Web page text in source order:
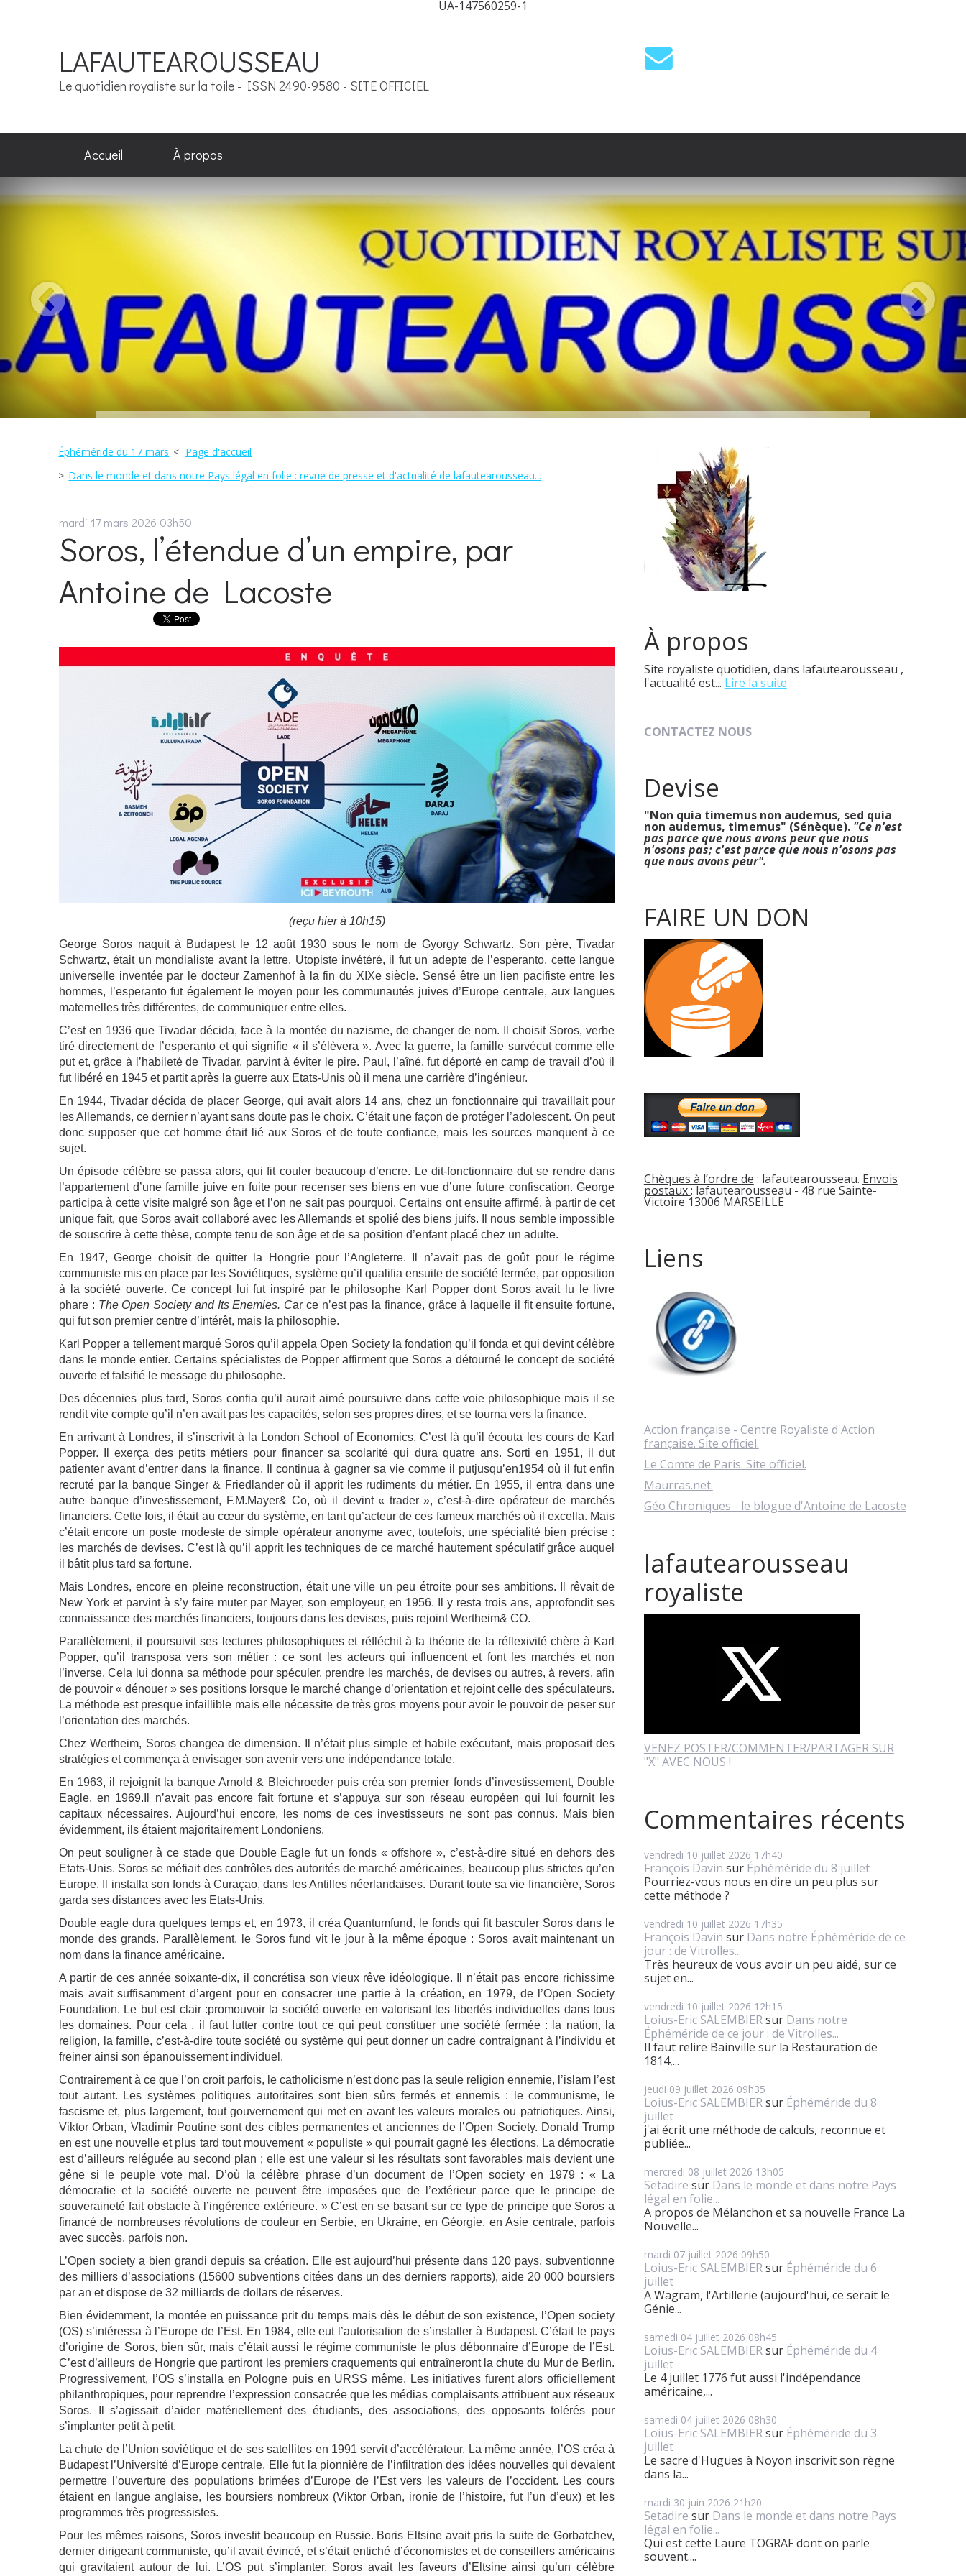
UA-147560259-1
LAFAUTEAROUSSEAU
Le quotidien royaliste sur la toile - ISSN 2490-9580 - SITE OFFICIEL
Accueil À propos
Éphéméride du 17 mars
Page d'accueil
Dans le monde et dans notre Pays légal en folie : revue de presse et d'actualité de lafautearousseau...
mardi 17 mars 2026 03h50
Soros, l’étendue d’un empire, par
Antoine de Lacoste
(reçu hier à 10h15)
George Soros naquit à Budapest le 12 août 1930 sous le nom de Gyorgy Schwartz. Son père, Tivadar
Schwartz, était un mondialiste avant la lettre. Utopiste invétéré, il fut un adepte de l’esperanto, cette langue
universelle inventée par le docteur Zamenhof à la fin du XIXe siècle. Sensé être un lien pacifiste entre les
hommes, l’esperanto fut également le moyen pour les communautés juives d’Europe centrale, aux langues
maternelles très différentes, de communiquer entre elles.
C’est en 1936 que Tivadar décida, face à la montée du nazisme, de changer de nom. Il choisit Soros, verbe
tiré directement de l’esperanto et qui signifie « il s’élèvera ». Avec la guerre, la famille survécut comme elle
put et, grâce à l’habileté de Tivadar, parvint à éviter le pire. Paul, l’aîné, fut déporté en camp de travail d’où il
fut libéré en 1945 et partit après la guerre aux Etats-Unis où il mena une carrière d’ingénieur.
En 1944, Tivadar décida de placer George, qui avait alors 14 ans, chez un fonctionnaire qui travaillait pour
les Allemands, ce dernier n’ayant sans doute pas le choix. C’était une façon de protéger l’adolescent. On peut
donc supposer que cet homme était lié aux Soros et de toute confiance, mais les sources manquent à ce
sujet.
Un épisode célèbre se passa alors, qui fit couler beaucoup d’encre. Le dit-fonctionnaire dut se rendre dans
l’appartement d’une famille juive en fuite pour recenser ses biens en vue d’une future confiscation. George
participa à cette visite malgré son âge et l’on ne sait pas pourquoi. Certains ont ensuite affirmé, à partir de cet
unique fait, que Soros avait collaboré avec les Allemands et spolié des biens juifs. Il nous semble impossible
de souscrire à cette thèse, compte tenu de son âge et de sa position d’enfant placé chez un adulte.
En 1947, George choisit de quitter la Hongrie pour l’Angleterre. Il n’avait pas de goût pour le régime
communiste mis en place par les Soviétiques, système qu’il qualifia ensuite de société fermée, par opposition
à la société ouverte. Ce concept lui fut inspiré par le philosophe Karl Popper dont Soros avait lu le livre
phare : The Open Society and Its Enemies. Car ce n’est pas la finance, grâce à laquelle il fit ensuite fortune,
qui fut son premier centre d’intérêt, mais la philosophie.
Karl Popper a tellement marqué Soros qu’il appela Open Society la fondation qu’il fonda et qui devint célèbre
dans le monde entier. Certains spécialistes de Popper affirment que Soros a détourné le concept de société
ouverte et falsifié le message du philosophe.
Des décennies plus tard, Soros confia qu’il aurait aimé poursuivre dans cette voie philosophique mais il se
rendit vite compte qu’il n’en avait pas les capacités, selon ses propres dires, et se tourna vers la finance.
En arrivant à Londres, il s’inscrivit à la London School of Economics. C’est là qu’il écouta les cours de Karl
Popper. Il exerça des petits métiers pour financer sa scolarité qui dura quatre ans. Sorti en 1951, il dut
patienter avant d’entrer dans la finance. Il continua à gagner sa vie comme il putjusqu’en1954 où il fut enfin
recruté par la banque Singer & Friedlander où il apprit les rudiments du métier. En 1955, il entra dans une
autre banque d’investissement, F.M.Mayer& Co, où il devint « trader », c’est-à-dire opérateur de marchés
financiers. Cette fois, il était au cœur du système, en tant qu’acteur de ces fameux marchés où il excella. Mais
c’était encore un poste modeste de simple opérateur anonyme avec, toutefois, une spécialité bien précise :
les marchés de devises. C’est là qu’il apprit les techniques de ce marché hautement spéculatif grâce auquel
il bâtit plus tard sa fortune.
Mais Londres, encore en pleine reconstruction, était une ville un peu étroite pour ses ambitions. Il rêvait de
New York et parvint à s’y faire muter par Mayer, son employeur, en 1956. Il y resta trois ans, approfondit ses
connaissance des marchés financiers, toujours dans les devises, puis rejoint Wertheim& CO.
Parallèlement, il poursuivit ses lectures philosophiques et réfléchit à la théorie de la réflexivité chère à Karl
Popper, qu’il transposa vers son métier : ce sont les acteurs qui influencent et font les marchés et non
l’inverse. Cela lui donna sa méthode pour spéculer, prendre les marchés, de devises ou autres, à revers, afin
de pouvoir « dénouer » ses positions lorsque le marché change d’orientation et rejoint celle des spéculateurs.
La méthode est presque infaillible mais elle nécessite de très gros moyens pour avoir le pouvoir de peser sur
l’orientation des marchés.
Chez Wertheim, Soros changea de dimension. Il n’était plus simple et habile exécutant, mais proposait des
stratégies et commença à envisager son avenir vers une indépendance totale.
En 1963, il rejoignit la banque Arnold & Bleichroeder puis créa son premier fonds d’investissement, Double
Eagle, en 1969.Il n’avait pas encore fait fortune et s’appuya sur son réseau européen qui lui fournit les
capitaux nécessaires. Aujourd’hui encore, les noms de ces investisseurs ne sont pas connus. Mais bien
évidemment, ils étaient majoritairement Londoniens.
On peut souligner à ce stade que Double Eagle fut un fonds « offshore », c’est-à-dire situé en dehors des
Etats-Unis. Soros se méfiait des contrôles des autorités de marché américaines, beaucoup plus strictes qu’en
Europe. Il installa son fonds à Curaçao, dans les Antilles néerlandaises. Durant toute sa vie financière, Soros
garda ses distances avec les Etats-Unis.
Double eagle dura quelques temps et, en 1973, il créa Quantumfund, le fonds qui fit basculer Soros dans le
monde des grands. Parallèlement, le Soros fund vit le jour à la même époque : Soros avait maintenant un
nom dans la finance américaine.
A partir de ces année soixante-dix, il concrétisa son vieux rêve idéologique. Il n’était pas encore richissime
mais avait suffisamment d’argent pour en consacrer une partie à la création, en 1979, de l’Open Society
Foundation. Le but est clair :promouvoir la société ouverte en valorisant les libertés individuelles dans tous
les domaines. Pour cela , il faut lutter contre tout ce qui peut constituer une société fermée : la nation, la
religion, la famille, c’est-à-dire toute société ou système qui peut donner un cadre contraignant à l’individu et
freiner ainsi son épanouissement individuel.
Contrairement à ce que l’on croit parfois, le catholicisme n’est donc pas la seule religion ennemie, l’islam l’est
tout autant. Les systèmes politiques autoritaires sont bien sûrs fermés et ennemis : le communisme, le
fascisme et, plus largement, tout gouvernement qui met en avant les valeurs morales ou patriotiques. Ainsi,
Viktor Orban, Vladimir Poutine sont des cibles permanentes et anciennes de l’Open Society. Donald Trump
en est une nouvelle et plus tard tout mouvement « populiste » qui pourrait gagné les élections. La démocratie
est d’ailleurs reléguée au second plan ; elle est une valeur si les résultats sont favorables mais devient une
gêne si le peuple vote mal. D’où la célèbre phrase d’un document de l’Open society en 1979 : « La
démocratie et la société ouverte ne peuvent être imposées que de l’extérieur parce que le principe de
souveraineté fait obstacle à l’ingérence extérieure. » C’est en se basant sur ce type de principe que Soros a
financé de nombreuses révolutions de couleur en Serbie, en Ukraine, en Géorgie, en Asie centrale, parfois
avec succès, parfois non.
L’Open society a bien grandi depuis sa création. Elle est aujourd’hui présente dans 120 pays, subventionne
des milliers d’associations (15600 subventions citées dans un des derniers rapports), aide 20 000 boursiers
par an et dispose de 32 milliards de dollars de réserves.
Bien évidemment, la montée en puissance prit du temps mais dès le début de son existence, l’Open society
(OS) s’intéressa à l’Europe de l’Est. En 1984, elle eut l’autorisation de s’installer à Budapest. C’était le pays
d’origine de Soros, bien sûr, mais c’était aussi le régime communiste le plus débonnaire d’Europe de l’Est.
C’est d’ailleurs de Hongrie que partiront les premiers craquements qui entraîneront la chute du Mur de Berlin.
Progressivement, l’OS s’installa en Pologne puis en URSS même. Les initiatives furent alors officiellement
philanthropiques, pour reprendre l’expression consacrée que les médias complaisants attribuent aux réseaux
Soros. Il s’agissait d’aider matériellement des étudiants, des associations, des opposants tolérés pour
s’implanter petit à petit.
La chute de l’Union soviétique et de ses satellites en 1991 servit d’accélérateur. La même année, l’OS créa à
Budapest l’Université d’Europe centrale. Elle fut la pionnière de l’infiltration des idées nouvelles qui devaient
permettre l’ouverture des populations brimées d’Europe de l’Est vers les valeurs de l’occident. Les cours
étaient en langue anglaise, les boursiers nombreux (Viktor Orban, ironie de l’histoire, fut l’un d’eux) et les
programmes très progressistes.
Pour les mêmes raisons, Soros investit beaucoup en Russie. Boris Eltsine avait pris la suite de Gorbatchev,
dernier dirigeant communiste, qu’il avait évincé, et s’était entiché d’économistes et de conseillers américains
qui gravitaient autour de lui. L’OS put s’implanter, Soros avait les faveurs d’Eltsine ainsi qu’un célèbre
À propos
Site royaliste quotidien, dans lafautearousseau ,
l'actualité est... Lire la suite
CONTACTEZ NOUS
Devise
"Non quia timemus non audemus, sed quia
non audemus, timemus" (Sénèque). "Ce n'est
pas parce que nous avons peur que nous
n'osons pas; c'est parce que nous n'osons pas
que nous avons peur".
FAIRE UN DON
Chèques à l’ordre de : lafautearousseau. Envois
postaux: lafautearousseau - 48 rue Sainte-
Victoire 13006 MARSEILLE
Liens
Action française - Centre Royaliste d'Action
française. Site officiel.
Le Comte de Paris. Site officiel.
Maurras.net.
Géo Chroniques - le blogue d'Antoine de Lacoste
lafautearousseau
royaliste
VENEZ POSTER/COMMENTER/PARTAGER SUR
"X" AVEC NOUS !
Commentaires récents
vendredi 10 juillet 2026 17h40
François Davin sur Éphéméride du 8 juillet
Pourriez-vous nous en dire un peu plus sur
cette méthode ?
vendredi 10 juillet 2026 17h35
François Davin sur Dans notre Éphéméride de ce
jour : de Vitrolles...
Très heureux de vous avoir un peu aidé, sur ce
sujet en...
vendredi 10 juillet 2026 12h15
Loius-Eric SALEMBIERsur Dans notre
Éphéméride de ce jour : de Vitrolles...
Il faut relire Bainville sur la Restauration de
1814,...
jeudi 09 juillet 2026 09h35
Loius-Eric SALEMBIERsur Éphéméride du 8
juillet
j'ai écrit une méthode de calculs, reconnue et
publiée...
mercredi 08 juillet 2026 13h05
Setadire sur Dans le monde et dans notre Pays
légal en folie...
A propos de Mélanchon et sa nouvelle France La
Nouvelle...
mardi 07 juillet 2026 09h50
Loius-Eric SALEMBIERsur Éphéméride du 6
juillet
A Wagram, l'Artillerie (aujourd'hui, ce serait le
Génie...
samedi 04 juillet 2026 08h45
Loius-Eric SALEMBIERsur Éphéméride du 4
juillet
Le 4 juillet 1776 fut aussi l'indépendance
américaine,...
samedi 04 juillet 2026 08h30
Loius-Eric SALEMBIERsur Éphéméride du 3
juillet
Le sacre d'Hugues à Noyon inscrivit son règne
dans la...
mardi 30 juin 2026 21h20
Setadire sur Dans le monde et dans notre Pays
légal en folie...
Qui est cette Laure TOGRAF dont on parle
souvent....